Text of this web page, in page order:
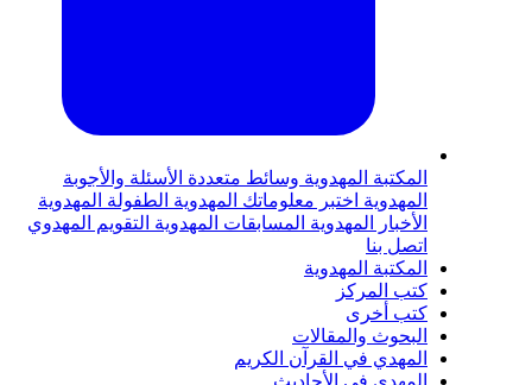
المكتبة المهدوية وسائط متعددة الأسئلة والأجوبة
المهدوية اختبر معلوماتك المهدوية الطفولة المهدوية
الأخبار المهدوية المسابقات المهدوية التقويم المهدوي
اتصل بنا
المكتبة المهدوية
كتب المركز
كتب أخرى
البحوث والمقالات
المهدي في القرآن الكريم
المهدي في الأحاديث